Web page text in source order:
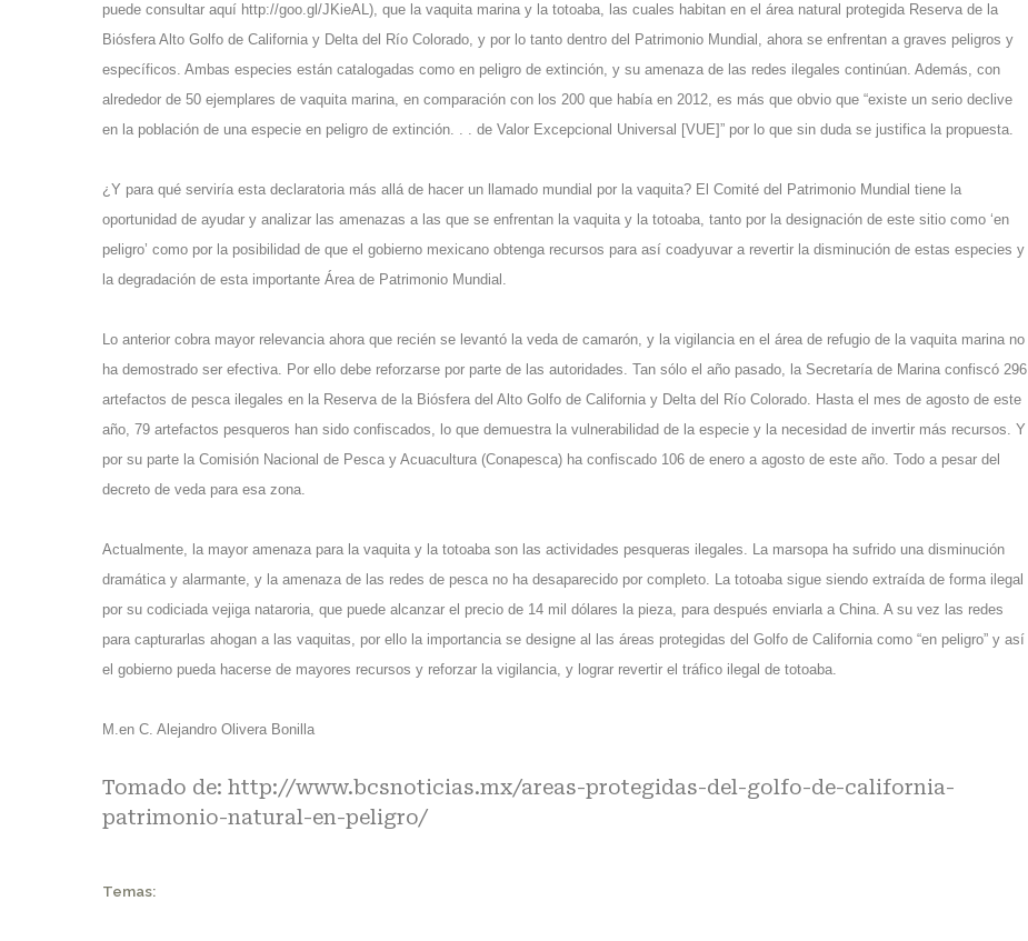
puede consultar aquí http://goo.gl/JKieAL), que la vaquita marina y la totoaba, las cuales habitan en el área natural protegida Reserva de la
Biósfera Alto Golfo de California y Delta del Río Colorado, y por lo tanto dentro del Patrimonio Mundial, ahora se enfrentan a graves peligros y
específicos. Ambas especies están catalogadas como en peligro de extinción, y su amenaza de las redes ilegales continúan. Además, con
alrededor de 50 ejemplares de vaquita marina, en comparación con los 200 que había en 2012, es más que obvio que “existe un serio declive
en la población de una especie en peligro de extinción. . . de Valor Excepcional Universal [VUE]” por lo que sin duda se justifica la propuesta.
¿Y para qué serviría esta declaratoria más allá de hacer un llamado mundial por la vaquita? El Comité del Patrimonio Mundial tiene la
oportunidad de ayudar y analizar las amenazas a las que se enfrentan la vaquita y la totoaba, tanto por la designación de este sitio como ‘en
peligro’ como por la posibilidad de que el gobierno mexicano obtenga recursos para así coadyuvar a revertir la disminución de estas especies y
la degradación de esta importante Área de Patrimonio Mundial.
Lo anterior cobra mayor relevancia ahora que recién se levantó la veda de camarón, y la vigilancia en el área de refugio de la vaquita marina no
ha demostrado ser efectiva. Por ello debe reforzarse por parte de las autoridades. Tan sólo el año pasado, la Secretaría de Marina confiscó 296
artefactos de pesca ilegales en la Reserva de la Biósfera del Alto Golfo de California y Delta del Río Colorado. Hasta el mes de agosto de este
año, 79 artefactos pesqueros han sido confiscados, lo que demuestra la vulnerabilidad de la especie y la necesidad de invertir más recursos. Y
por su parte la Comisión Nacional de Pesca y Acuacultura (Conapesca) ha confiscado 106 de enero a agosto de este año. Todo a pesar del
decreto de veda para esa zona.
Actualmente, la mayor amenaza para la vaquita y la totoaba son las actividades pesqueras ilegales. La marsopa ha sufrido una disminución
dramática y alarmante, y la amenaza de las redes de pesca no ha desaparecido por completo. La totoaba sigue siendo extraída de forma ilegal
por su codiciada vejiga nataroria, que puede alcanzar el precio de 14 mil dólares la pieza, para después enviarla a China. A su vez las redes
para capturarlas ahogan a las vaquitas, por ello la importancia se designe al las áreas protegidas del Golfo de California como “en peligro” y así
el gobierno pueda hacerse de mayores recursos y reforzar la vigilancia, y lograr revertir el tráfico ilegal de totoaba.
M.en C. Alejandro Olivera Bonilla
Tomado de: http://www.bcsnoticias.mx/areas-protegidas-del-golfo-de-california-
patrimonio-natural-en-peligro/
Temas: